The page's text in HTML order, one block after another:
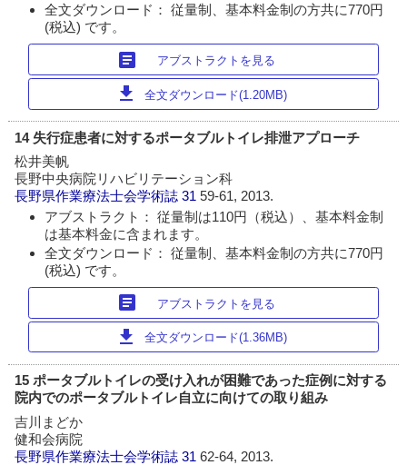
全文ダウンロード： 従量制、基本料金制の方共に770円
(税込) です。
article アブストラクトを見る
download 全文ダウンロード(1.20MB)
14 失行症患者に対するポータブルトイレ排泄アプローチ
松井美帆
長野中央病院リハビリテーション科
長野県作業療法士会学術誌 3159-61, 2013.
アブストラクト： 従量制は110円（税込）、基本料金制
は基本料金に含まれます。
全文ダウンロード： 従量制、基本料金制の方共に770円
(税込) です。
article アブストラクトを見る
download 全文ダウンロード(1.36MB)
15 ポータブルトイレの受け入れが困難であった症例に対する
院内でのポータブルトイレ自立に向けての取り組み
吉川まどか
健和会病院
長野県作業療法士会学術誌 3162-64, 2013.